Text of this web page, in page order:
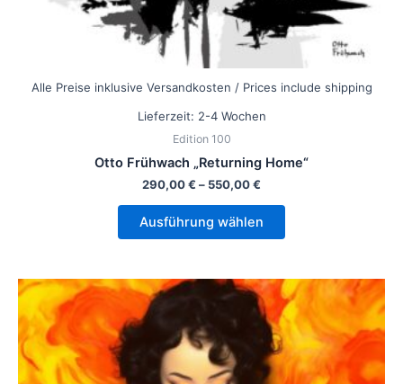
Alle Preise inklusive Versandkosten / Prices include shipping
Lieferzeit: 2-4 Wochen
Edition 100
Otto Frühwach „Returning Home“
290,00€ – 550,00€
Ausführung wählen
Dieses
Produkt
weist
mehrere
Varianten